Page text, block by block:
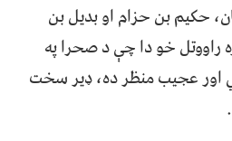
حکيم بن حزام او بديل بن
راووتل خو دا چې د صحرا په
اور عجيب منظر ده، ډير سخت